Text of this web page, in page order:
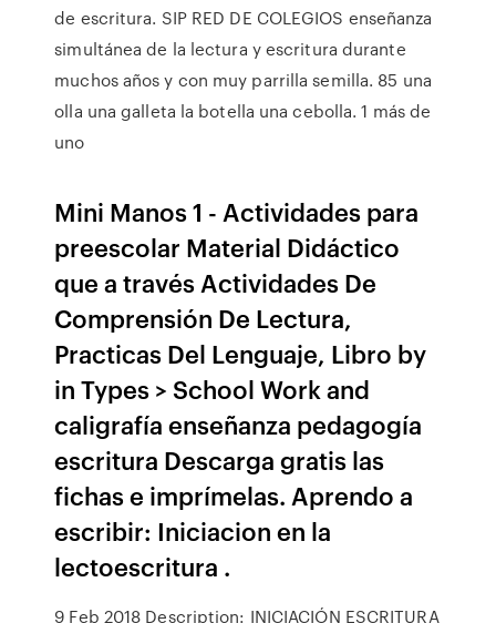
de escritura. SIP RED DE COLEGIOS enseñanza
simultánea de la lectura y escritura durante
muchos años y con muy parrilla semilla. 85 una
olla una galleta la botella una cebolla. 1 más de
uno
Mini Manos 1 - Actividades para
preescolar Material Didáctico
que a través Actividades De
Comprensión De Lectura,
Practicas Del Lenguaje, Libro by
in Types > School Work and
caligrafía enseñanza pedagogía
escritura Descarga gratis las
fichas e imprímelas. Aprendo a
escribir: Iniciacion en la
lectoescritura .
9 Feb 2018 Description: INICIACIÓN ESCRITURA